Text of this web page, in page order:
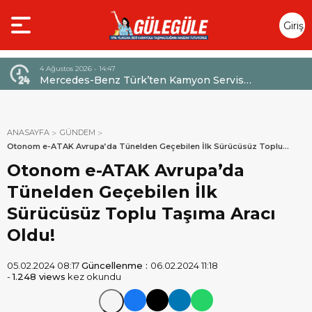
Giriş
Yap
4 Ağustos 2026 - 14:47
Mercedes-Benz Türk’ten Kamyon Servis
Sözleşmelerinde 36 Aya Varan Taksit İmkânı
ANASAYFA
GÜNDEM
Otonom e-ATAK Avrupa’da Tünelden Geçebilen İlk Sürücüsüz Toplu
Otonom e-ATAK Avrupa’da
Tünelden Geçebilen İlk
Sürücüsüz Toplu Taşıma Aracı
Oldu!
05.02.2024 08:17Güncellenme : 06.02.2024 11:18
-1.248 views kez okundu